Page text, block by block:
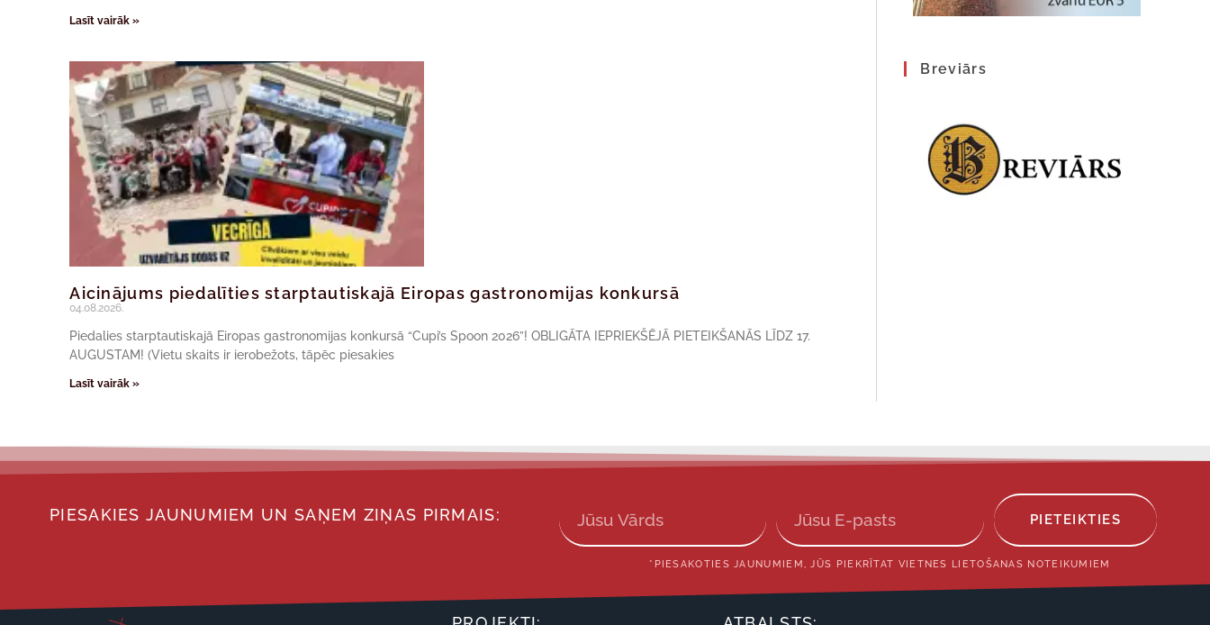
Lasīt vairāk »
Aicinājums piedalīties starptautiskajā Eiropas gastronomijas konkursā
04.08.2026.
Piedalies starptautiskajā Eiropas gastronomijas konkursā “Cupi’s Spoon 2026”! OBLIGĀTA IEPRIEKŠĒJĀ PIETEIKŠANĀS LĪDZ 17.
AUGUSTAM! (Vietu skaits ir ierobežots, tāpēc piesakies
Lasīt vairāk »
Breviārs
PIESAKIES JAUNUMIEM UN SAŅEM ZIŅAS PIRMAIS: PIETEIKTIES
*PIESAKOTIES JAUNUMIEM, JŪS PIEKRĪTAT VIETNES LIETOŠANAS NOTEIKUMIEM